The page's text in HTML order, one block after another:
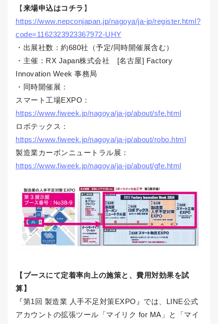
【来場申込はコチラ 】
https://www.nepconjapan.jp/nagoya/ja-jp/register.html?
code=1162323923367972-UHY
・出展社数：約680社（予定/同時開催展含む）
・主催：RX Japan株式会社 [名古屋] Factory
Innovation Week 事務局
・同時開催展：
スマート工場EXPO：
https://www.fiweek.jp/nagoya/ja-jp/about/sfe.html
ロボテックス：
https://www.fiweek.jp/nagoya/ja-jp/about/robo.html
製造業カーボンニュートラル展：
https://www.fiweek.jp/nagoya/ja-jp/about/gfe.html
【ブースにて定着率向上の施策と、費用対効果を試
算】
『第1回 製造業 人手不足対策EXPO』では、LINE公式
アカウントの拡張ツール「マイリク for MA」と「マイ